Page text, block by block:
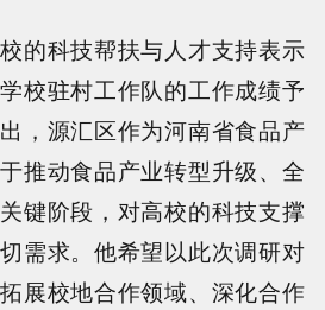
的科技帮扶与人才支持表示
校驻村工作队的工作成绩予
，源汇区作为河南省食品产
推动食品产业转型升级、全
键阶段，对高校的科技支撑
需求。他希望以此次调研对
展校地合作领域、深化合作